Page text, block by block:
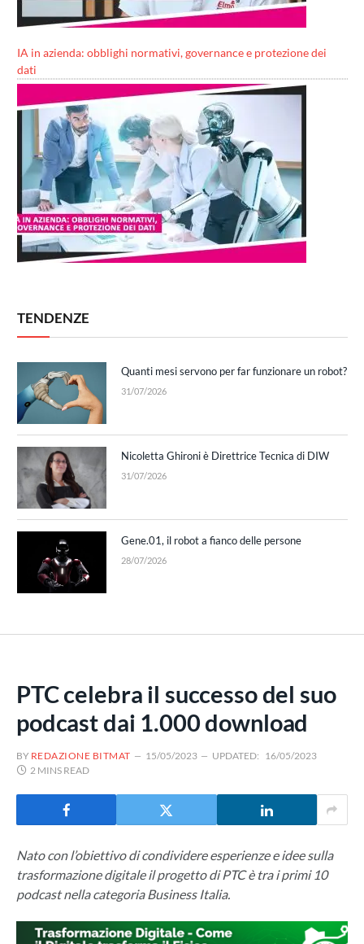
IA in azienda: obblighi normativi, governance e protezione dei
dati
TENDENZE
Quanti mesi servono per far funzionare un robot?
31/07/2026
Nicoletta Ghironi è Direttrice Tecnica di DIW
31/07/2026
Gene.01, il robot a fianco delle persone
28/07/2026
PTC celebra il successo del suo
podcast dai 1.000 download
BY REDAZIONE BITMAT 15/05/2023 UPDATED: 16/05/2023
2 MINS READ
Nato con l’obiettivo di condividere esperienze e idee sulla
trasformazione digitale il progetto di PTC è tra i primi 10
podcast nella categoria Business Italia.